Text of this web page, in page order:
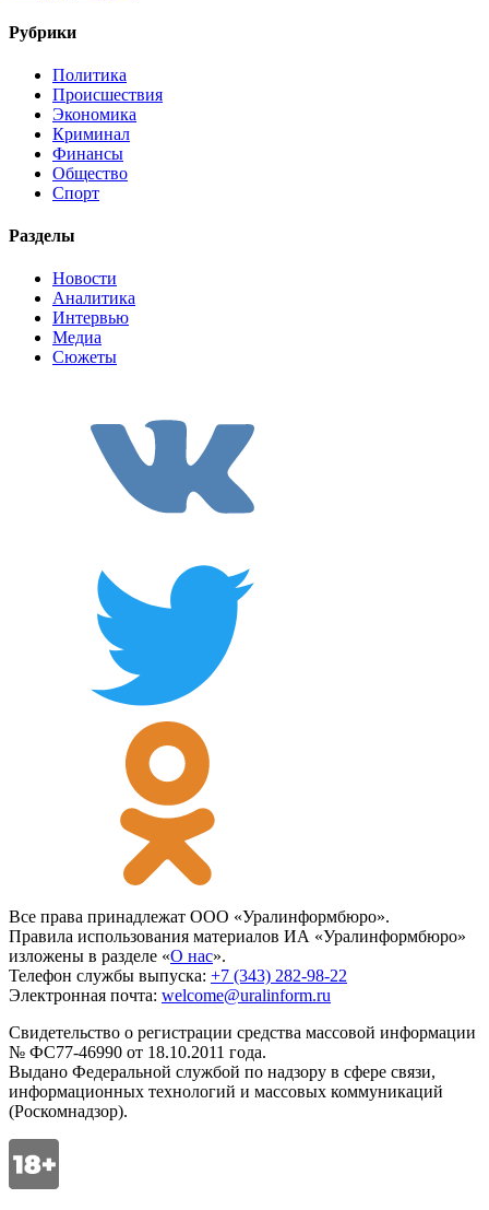
Рубрики
Политика
Происшествия
Экономика
Криминал
Финансы
Общество
Спорт
Разделы
Новости
Аналитика
Интервью
Медиа
Сюжеты
Все права принадлежат ООО «Уралинформбюро».
Правила использования материалов ИА «Уралинформбюро»
изложены в разделе «О нас».
Телефон службы выпуска: +7 (343) 282-98-22
Электронная почта: welcome@uralinform.ru
Свидетельство о регистрации средства массовой информации
№ ФС77-46990 от 18.10.2011 года.
Выдано Федеральной службой по надзору в сфере связи,
информационных технологий и массовых коммуникаций
(Роскомнадзор).